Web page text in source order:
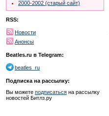
2000-2002 (старый сайт)
RSS:
Новости
Анонсы
Beatles.ru в Telegram:
beatles_ru
Подписка на рассылку:
Вы можете подписаться на рассылку
новостей Битлз.ру